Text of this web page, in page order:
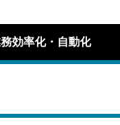
効率化・自動化